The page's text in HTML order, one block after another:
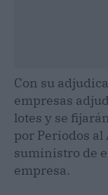
Con su
empresas
lotes y se
por Periodos al
suministro de
empresa.